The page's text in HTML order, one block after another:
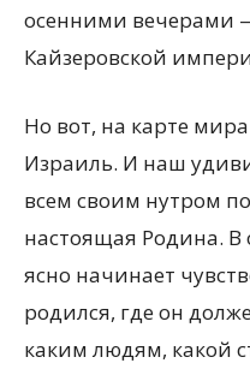
осенними вечерами
Кайзеровской
Но вот, на карте
Израиль. И наш
всем своим нутром
настоящая Родина.
ясно начинает
родился, где он
каким людям, какой